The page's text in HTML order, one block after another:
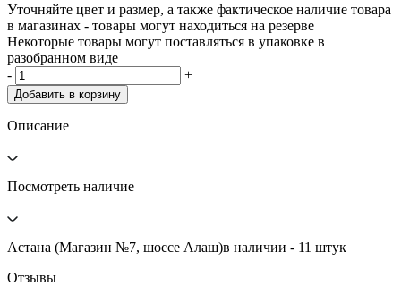
Уточняйте цвет и размер, а также фактическое наличие товара
в магазинах - товары могут находиться на резерве
Некоторые товары могут поставляться в упаковке в
разобранном виде
-
+
Добавить в корзину
Описание
Посмотреть наличие
Астана (Магазин №7, шоссе Алаш)в наличии - 11 штук
Отзывы